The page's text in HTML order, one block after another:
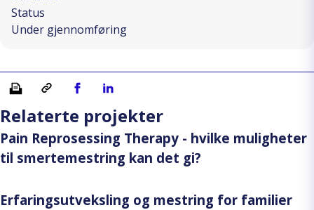
Status
Under gjennomføring
Skriv ut Kopiera länkDel på Facebook
Del på Linkedin
Relaterte projekter
Pain Reprosessing Therapy - hvilke muligheter
til smertemestring kan det gi?
Erfaringsutveksling og mestring for familier